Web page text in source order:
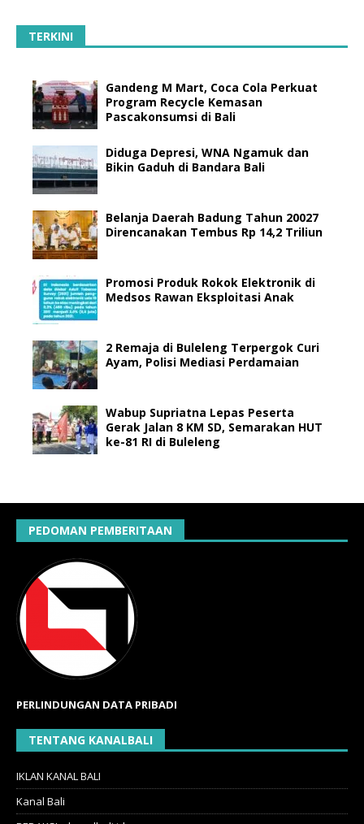
TERKINI
Gandeng M Mart, Coca Cola Perkuat
Program Recycle Kemasan
Pascakonsumsi di Bali
Diduga Depresi, WNA Ngamuk dan
Bikin Gaduh di Bandara Bali
Belanja Daerah Badung Tahun 20027
Direncanakan Tembus Rp 14,2 Triliun
Promosi Produk Rokok Elektronik di
Medsos Rawan Eksploitasi Anak
2 Remaja di Buleleng Terpergok Curi
Ayam, Polisi Mediasi Perdamaian
Wabup Supriatna Lepas Peserta
Gerak Jalan 8 KM SD, Semarakan HUT
ke-81 RI di Buleleng
PEDOMAN PEMBERITAAN
PERLINDUNGAN DATA PRIBADI
TENTANG KANALBALI
IKLAN KANAL BALI
Kanal Bali